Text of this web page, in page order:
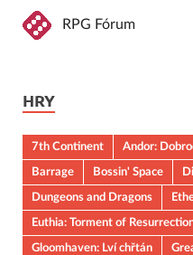
RPG Fórum
HRY
7th Continent Andor:
Barrage
Bossin' Space
Dungeons and Dragons
Euthia: Torment of
Gloomhaven: Lví chřtán